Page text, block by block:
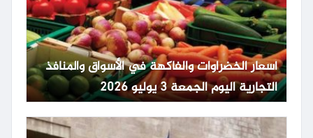
أسعار الخضراوات والفاكهة في الأسواق والمنافذ
التجارية اليوم الجمعة 3 يوليو 2026